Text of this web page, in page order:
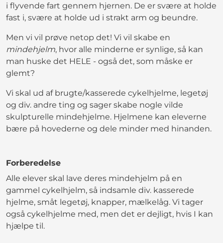
i flyvende fart gennem hjernen. De er svære at holde
fast i, svære at holde ud i strakt arm og beundre.
Men vi vil prøve netop det! Vi vil skabe en
mindehjelm, hvor alle minderne er synlige, så kan
man huske det HELE - også det, som måske er
glemt?
Vi skal ud af brugte/kasserede cykelhjelme, legetøj
og div. andre ting og sager skabe nogle vilde
skulpturelle mindehjelme. Hjelmene kan eleverne
bære på hovederne og dele minder med hinanden.
Forberedelse
Alle elever skal lave deres mindehjelm på en
gammel cykelhjelm, så indsamle div. kasserede
hjelme, småt legetøj, knapper, mælkelåg. Vi tager
også cykelhjelme med, men det er dejligt, hvis I kan
hjælpe til.